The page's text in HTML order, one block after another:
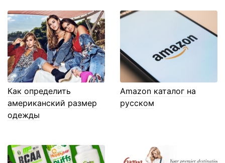
Как определить
американский размер
одежды
Amazon каталог на
русском